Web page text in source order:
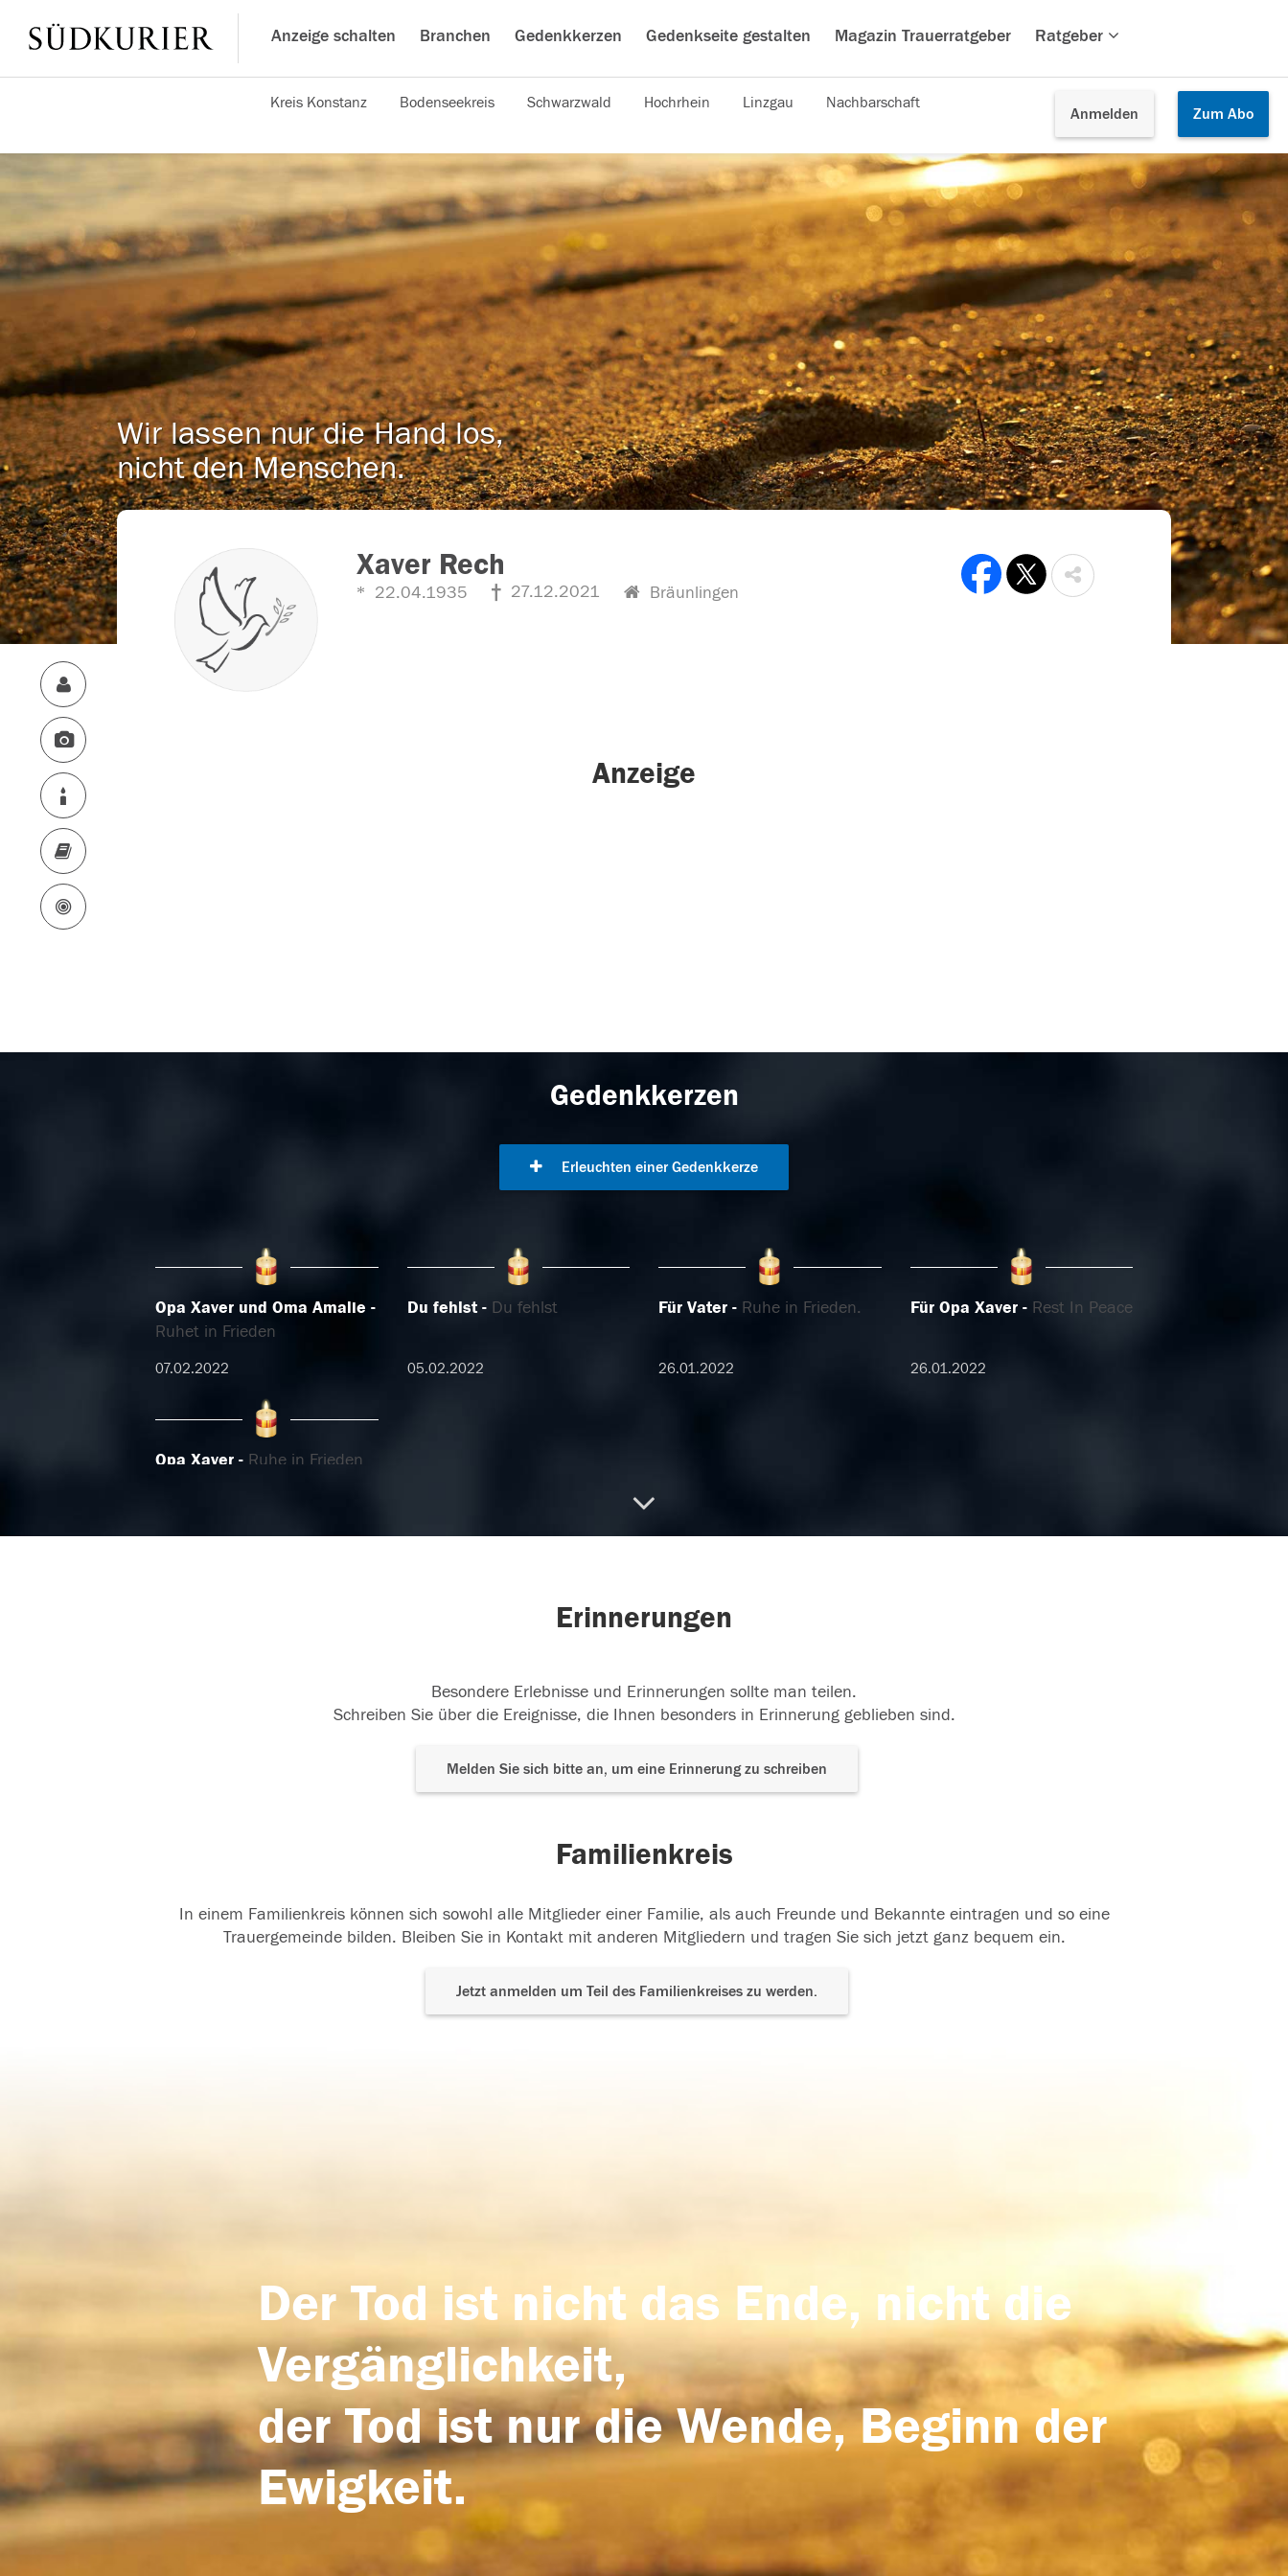
Anzeige schalten Branchen Gedenkkerzen Gedenkseite gestalten Magazin Trauerratgeber Ratgeber
Anmelden Zum Abo
Kreis Konstanz Bodenseekreis Schwarzwald Hochrhein Linzgau Nachbarschaft
Wir lassen nur die Hand los,
nicht den Menschen.
Xaver Rech
22.04.1935 27.12.2021 Bräunlingen
Anzeige
Gedenkkerzen
Erleuchten einer Gedenkkerze
Opa Xaver und Oma Amalie
Ruhet in Frieden
07.02.2022
Du fehlst Du fehlst
05.02.2022
Für Vater Ruhe in Frieden.
26.01.2022
Für Opa Xaver Rest In Peace
26.01.2022
Opa Xaver Ruhe in Frieden
Erinnerungen
Besondere Erlebnisse und Erinnerungen sollte man teilen.
Schreiben Sie über die Ereignisse, die Ihnen besonders in Erinnerung geblieben sind.
Melden Sie sich bitte an, um eine Erinnerung zu schreiben
Familienkreis
In einem Familienkreis können sich sowohl alle Mitglieder einer Familie, als auch Freunde und Bekannte eintragen und so eine
Trauergemeinde bilden. Bleiben Sie in Kontakt mit anderen Mitgliedern und tragen Sie sich jetzt ganz bequem ein.
Jetzt anmelden um Teil des Familienkreises zu werden.
Der Tod ist nicht das Ende, nicht die
Vergänglichkeit,
der Tod ist nur die Wende, Beginn der
Ewigkeit.